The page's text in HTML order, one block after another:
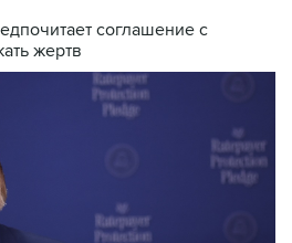
соглашение с
жертв